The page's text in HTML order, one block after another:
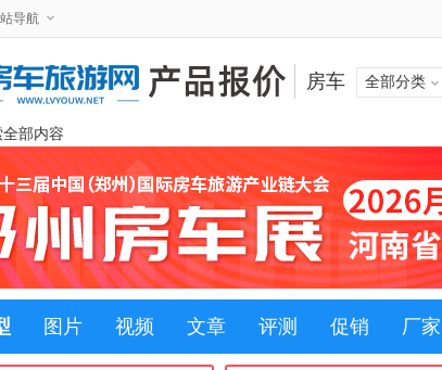
导航
房车 全部分类
部内容
图片 视频 文章 评测 促销 厂家